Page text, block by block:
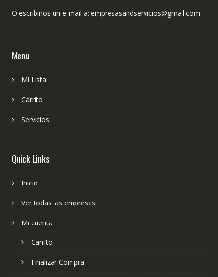
O escribinos un e-mail a: empresasandservicios@gmail.com
Menu
Mi Lista
Carrito
Servicios
Quick Links
Inicio
Ver todas las empresas
Mi cuenta
Carrito
Finalizar Compra